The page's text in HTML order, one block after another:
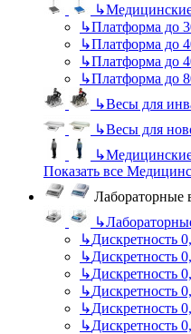
↳
↳Платформа до
↳Платформа до
↳Платформа до
↳Платформа до
↳Весы для
↳Весы для
↳
Показать все
Лабораторные
↳
↳Дискретность
↳Дискретность
↳Дискретность
↳Дискретность
↳Дискретность
↳Дискретность